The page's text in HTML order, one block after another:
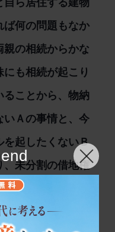
ば何の問題もなか
親の相続からかな
も相続が起こり
ことから、物納
いＡの事情と、今
を起したくないＢ
未分割の借地権
物件の物納手続
した。